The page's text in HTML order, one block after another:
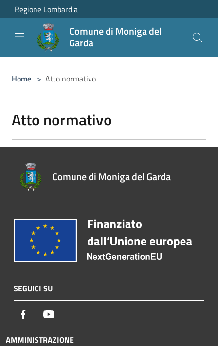
Salta al contenuto principale
Regione Lombardia
Comune di Moniga del
Garda
Home > Atto normativo
Atto normativo
Comune di Moniga del Garda
SEGUICI SU
Facebook
AMMINISTRAZIONE